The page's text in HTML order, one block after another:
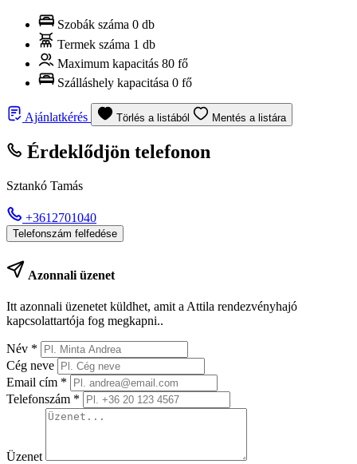
Szobák száma 0 db
Termek száma 1 db
Maximum kapacitás 80 fő
Szálláshely kapacitása 0 fő
Ajánlatkérés Törlés a listából Mentés a listára
Érdeklődjön telefonon
Sztankó Tamás
+3612701040
Telefonszám felfedése
Azonnali üzenet
Itt azonnali üzenetet küldhet, amit a Attila rendezvényhajó
kapcsolattartója fog megkapni..
Név *
Cég neve
Email cím *
Telefonszám *
Üzenet